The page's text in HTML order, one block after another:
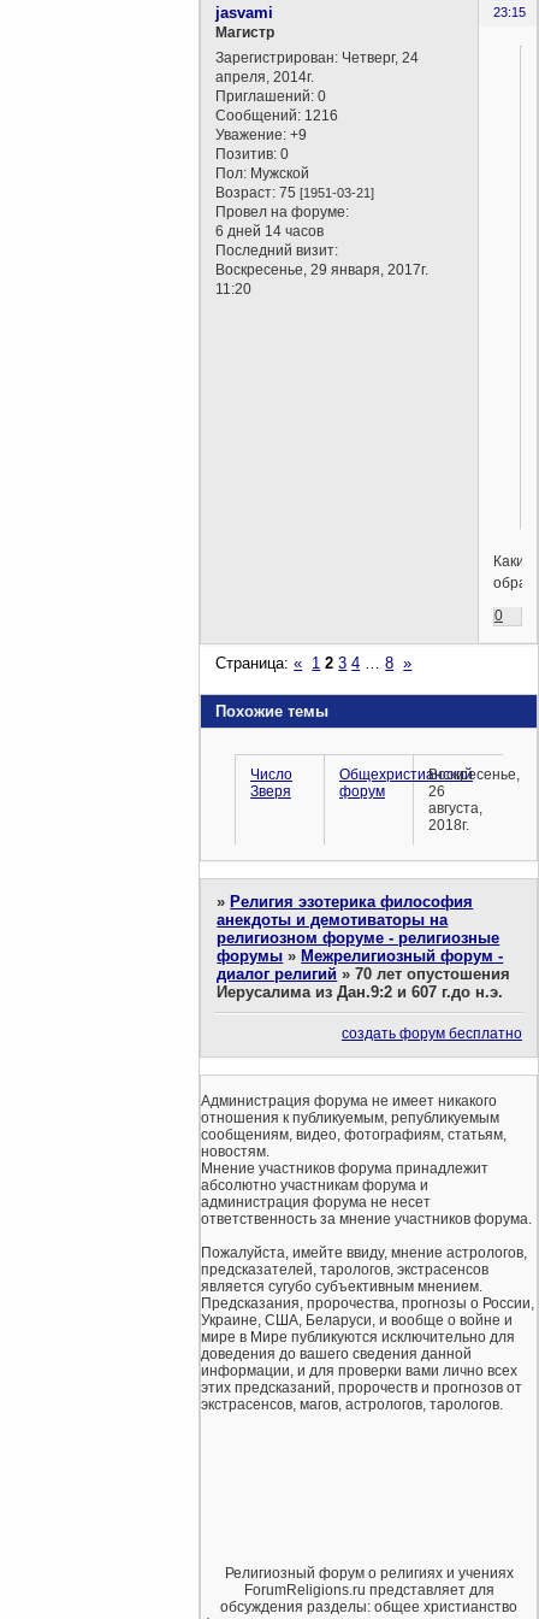
23:15
jasvami
Магистр
Зарегистрирован: Четверг, 24
апреля, 2014г.
Приглашений: 0
Сообщений: 1216
Уважение: +9
Позитив: 0
Пол: Мужской
Возраст: 75[1951-03-21]
Провел на форуме:
6 дней 14 часов
Последний визит:
Воскресенье, 29 января, 2017г.
11:20
Каким
0
Страница:« 1 2 3 4 8 »
Похожие темы
Число
Зверя
Общехристианский
форум
Воскресенье,
26
августа,
2018г.
» Религия эзотерика философия
анекдоты и демотиваторы на
религиозном форуме - религиозные
форумы » Межрелигиозный форум -
диалог религий »70 лет опустошения
Иерусалима из Дан.9:2 и 607 г.до н.э.
создать форум бесплатно
Администрация форума не имеет никакого
отношения к публикуемым, републикуемым
сообщениям, видео, фотографиям, статьям,
новостям.
Мнение участников форума принадлежит
абсолютно участникам форума и
администрация форума не несет
ответственность за мнение участников форума.
Пожалуйста, имейте ввиду, мнение астрологов,
предсказателей, тарологов, экстрасенсов
является сугубо субъективным мнением.
Предсказания, пророчества, прогнозы о России,
Украине, США, Беларуси, и вообще о войне и
мире в Мире публикуются исключительно для
доведения до вашего сведения данной
информации, и для проверки вами лично всех
этих предсказаний, пророчеств и прогнозов от
экстрасенсов, магов, астрологов, тарологов.
Религиозный форум о религиях и учениях
ForumReligions.ru представляет для
обсуждения разделы: общее христианство